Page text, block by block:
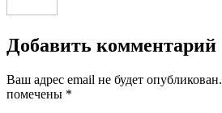
Добавить комментарий
Ваш адрес email не будет опубликован.
помечены *